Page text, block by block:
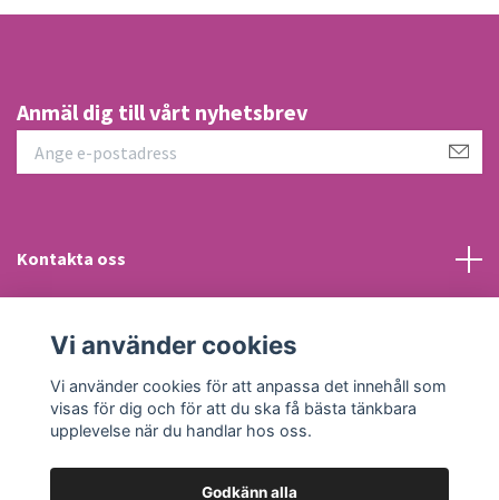
Anmäl dig till vårt nyhetsbrev
Kontakta oss
Sociala medier
Vi använder cookies
Vi använder cookies för att anpassa det innehåll som
visas för dig och för att du ska få bästa tänkbara
upplevelse när du handlar hos oss.
Godkänn alla